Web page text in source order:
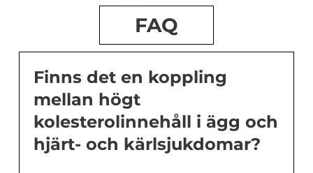
FAQ
Finns det en koppling
mellan högt
kolesterolinnehåll i ägg och
hjärt- och kärlsjukdomar?